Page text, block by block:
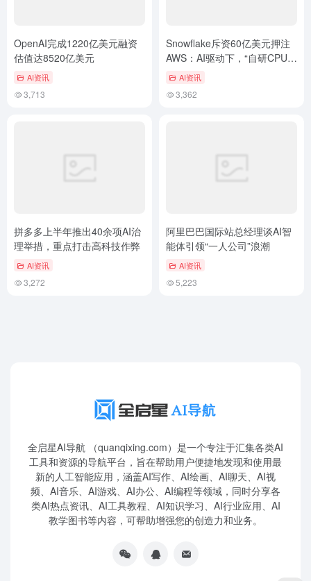
OpenAI完成1220亿美元融资
估值达8520亿美元
AI资讯
3,713
Snowflake斥资60亿美元押注
AWS：AI驱动下，“自研CPU”
成算力博弈新战场
AI资讯
3,362
拼多多上半年推出40余项AI治
理举措，重点打击高科技作弊
AI资讯
3,272
阿里巴巴国际站总经理谈AI智
能体引领“一人公司”浪潮
AI资讯
5,223
全启星AI导航 （quanqixing.com）是一个专注于汇集各类AI
工具和资源的导航平台，旨在帮助用户便捷地发现和使用最
新的人工智能应用，涵盖AI写作、AI绘画、AI聊天、AI视
频、AI音乐、AI游戏、AI办公、AI编程等领域，同时分享各
类AI热点资讯、AI工具教程、AI知识学习、AI行业应用、AI
教学图书等内容，可帮助增强您的创造力和业务。